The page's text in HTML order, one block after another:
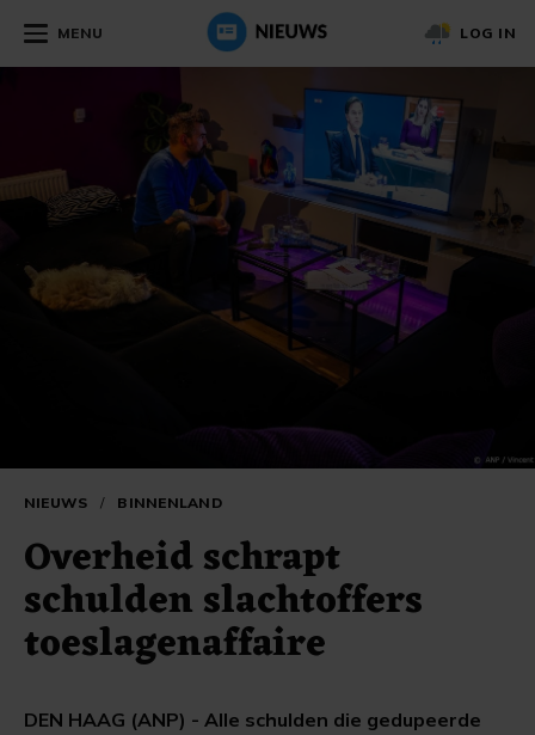
MENU LOG IN
NIEUWS / BINNENLAND
Overheid schrapt
schulden slachtoffers
toeslagenaffaire
DEN HAAG (ANP) - Alle schulden die gedupeerde